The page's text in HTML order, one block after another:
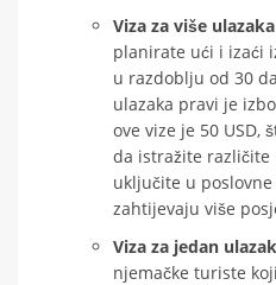
Viza za više
planirate ući i izaći
u razdoblju od 30
ulazaka pravi je
ove vize je 50 USD,
da istražite različite
uključite u
zahtijevaju više
Viza za jedan
njemačke turiste